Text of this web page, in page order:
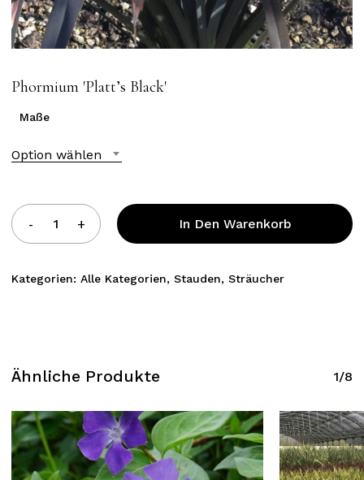
Phormium ′Platt’s Black′
Maße
Option wählen
In Den Warenkorb
Kategorien: Alle Kategorien, Stauden, Sträucher
Ähnliche Produkte 1/8